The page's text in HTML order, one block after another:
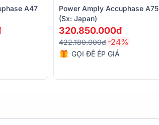
A47
Power Amply Accuphase A75
(sx: Japan)
320.850.000đ
422.180.000đ -24%
GỌI ĐỂ ÉP GIÁ